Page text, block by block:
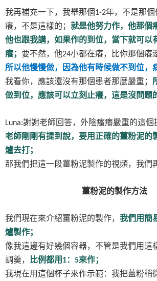
我再補充一下，我舉那個1-2年，不是那
癢，不是這樣的； 就是他努力作，他那個
他也跟我講，如果作的到位，當下就可以
癢； 要不然，他24小都在癢，比你那個癢
所以他慢慢做，因為他有時候做不到位，
我看你，應該還沒有那個患者那麼嚴重；
做到位，應該可以立刻止癢，這是沒問題
Luna:謝謝老師回答，外陰瘙癢嚴重的這個
老師剛剛有提到說，要用正確的薑粉泥的
爐去打；
那我們把這一段薑粉泥製作的視頻，我們
薑粉泥的製作方法
我們現在來介紹薑粉泥的製作， 我們用簡
爐製作；
像我這邊有好幾個容器，不管是我們用這
調羹， 比例都用1： 5來作；
我現在用這個杯子來作示範：我把薑粉稍